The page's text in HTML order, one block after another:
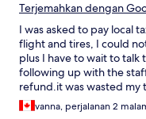
Terjemahkan dengan
I was asked to pay local
flight and tires, I could
plus I have to wait to talk
following up with the
refund.it was wasted my
shown detail on the
vanna, perjalanan 2